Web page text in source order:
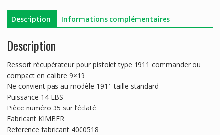
COMPACT
Description Informations complémentaires
Description
Ressort récupérateur pour pistolet type 1911 commander ou
compact en calibre 9×19
Ne convient pas au modèle 1911 taille standard
Puissance 14 LBS
Pièce numéro 35 sur l’éclaté
Fabricant KIMBER
Reference fabricant 4000518